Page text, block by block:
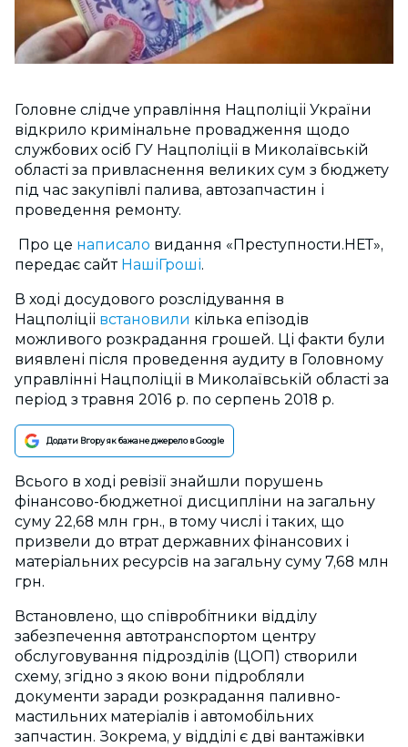
Головне слідче управління Нацполіціі України
відкрило кримінальне провадження щодо
службових осіб ГУ Нацполіціі в Миколаївській
області за привласнення великих сум з бюджету
під час закупівлі палива, автозапчастин і
проведення ремонту.
Про це написало видання «Преступности.НЕТ»,
передає сайт НашіГроші.
В ході досудового розслідування в
Нацполіціі встановили кілька епізодів
можливого розкрадання грошей. Ці факти були
виявлені після проведення аудиту в Головному
управлінні Нацполіціі в Миколаївській області за
період з травня 2016 р. по серпень 2018 р.
Додати Вгору як бажане джерело в Google
Всього в ході ревізії знайшли порушень
фінансово-бюджетної дисципліни на загальну
суму 22,68 млн грн., в тому числі і таких, що
призвели до втрат державних фінансових і
матеріальних ресурсів на загальну суму 7,68 млн
грн.
Встановлено, що співробітники відділу
забезпечення автотранспортом центру
обслуговування підрозділів (ЦОП) створили
схему, згідно з якою вони підробляли
документи заради розкрадання паливно-
мастильних матеріалів і автомобільних
запчастин. Зокрема, у відділі є дві вантажівки